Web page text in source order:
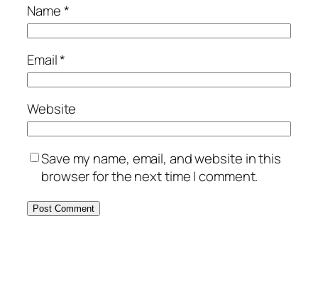
Name*
Email*
Website
Save my name, email, and website in this
browser for the next time I comment.